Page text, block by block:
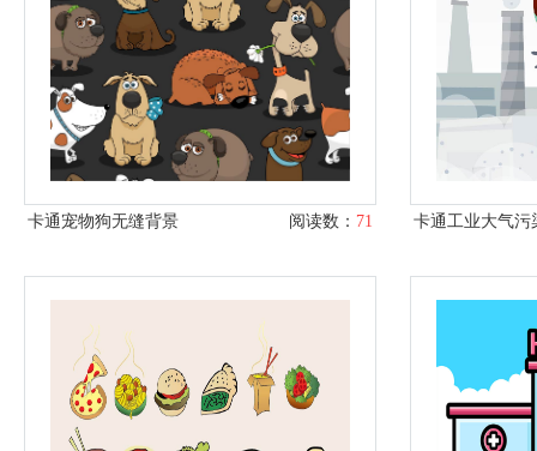
卡通宠物狗无缝背景 阅读数： 71